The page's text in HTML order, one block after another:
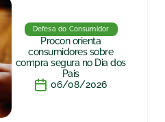
Defesa do Consumidor
Procon orienta
consumidores sobre
compra segura no Dia dos
Pais
06/08/2026